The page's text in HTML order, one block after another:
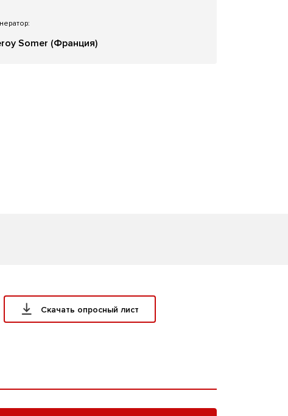
Somer (Франция)
Скачать опросный лист